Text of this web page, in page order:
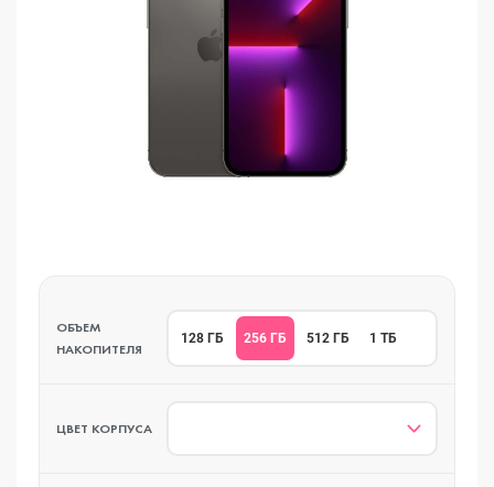
ОБЪЕМ
НАКОПИТЕЛЯ
128 ГБ 256 ГБ 512 ГБ 1 ТБ
ЦВЕТ КОРПУСА